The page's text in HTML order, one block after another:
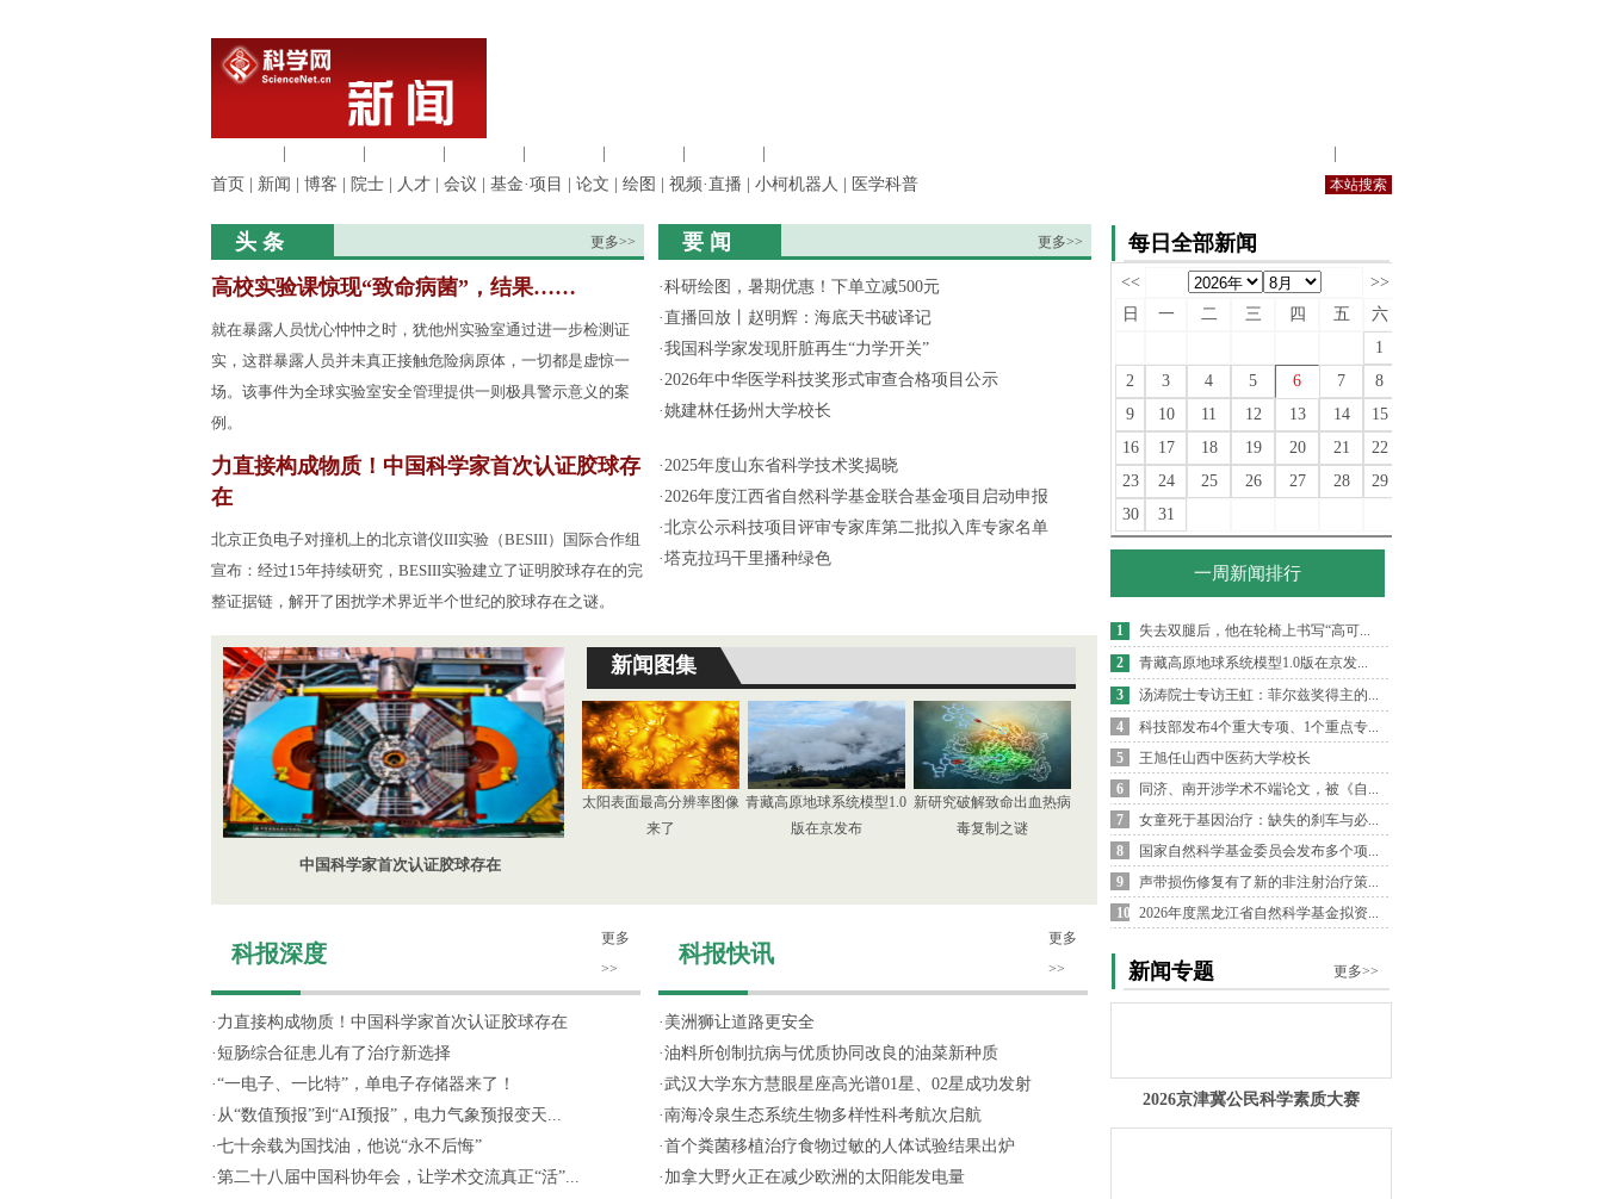
首页
新闻 博客 院士 人才 会议 基金·项目 论文 绘图 视频·直播 小柯机器人 医学科普
头 条 更多>>
高校实验课惊现“致命病菌”，结果……
就在暴露人员忧心忡忡之时，犹他州实验室通过进一步检测证
实，这群暴露人员并未真正接触危险病原体，一切都是虚惊一
场。该事件为全球实验室安全管理提供一则极具警示意义的案
例。
力直接构成物质！中国科学家首次认证胶球存
在
北京正负电子对撞机上的北京谱仪III实验（BESIII）国际合作组
宣布：经过15年持续研究，BESIII实验建立了证明胶球存在的完
整证据链，解开了困扰学术界近半个世纪的胶球存在之谜。
要 闻 更多>>
·科研绘图，暑期优惠！下单立减500元
·直播回放丨赵明辉：海底天书破译记
·我国科学家发现肝脏再生“力学开关”
·2026年中华医学科技奖形式审查合格项目公示
·姚建林任扬州大学校长
·2025年度山东省科学技术奖揭晓
·2026年度江西省自然科学基金联合基金项目启动申报
·北京公示科技项目评审专家库第二批拟入库专家名单
·塔克拉玛干里播种绿色
中国科学家首次认证胶球存在
新闻图集
太阳表面最高分辨率图像
来了
青藏高原地球系统模型1.0
版在京发布
新研究破解致命出血热病
毒复制之谜
科报深度
更多
>>
· 力直接构成物质！中国科学家首次认证胶球存在
· 短肠综合征患儿有了治疗新选择
·“一电子、一比特”，单电子存储器来了！
· 从“数值预报”到“AI预报”，电力气象预报变天...
·七十余载为国找油，他说“永不后悔”
·第二十八届中国科协年会，让学术交流真正“活”...
科报快讯
更多
>>
· 美洲狮让道路更安全
·油料所创制抗病与优质协同改良的油菜新种质
·武汉大学东方慧眼星座高光谱01星、02星成功发射
·南海冷泉生态系统生物多样性科考航次启航
·首个粪菌移植治疗食物过敏的人体试验结果出炉
· 加拿大野火正在减少欧洲的太阳能发电量
每日全部新闻
<<
>>
日
一 二 三 四 五
六
1
2
3 4 5 6 7
8
9
10 11 12 13 14
15
16
17 18 19 20 21
22
23
24 25 26 27 28
29
30
31
一周新闻排行
1
失去双腿后，他在轮椅上书写“高可...
2
青藏高原地球系统模型1.0版在京发...
3
汤涛院士专访王虹：菲尔兹奖得主的...
4
科技部发布4个重大专项、1个重点专...
5
王旭任山西中医药大学校长
6
同济、南开涉学术不端论文，被《自...
7
女童死于基因治疗：缺失的刹车与必...
8
国家自然科学基金委员会发布多个项...
9
声带损伤修复有了新的非注射治疗策...
10 2026年度黑龙江省自然科学基金拟资...
新闻专题 更多>>
2026京津冀公民科学素质大赛